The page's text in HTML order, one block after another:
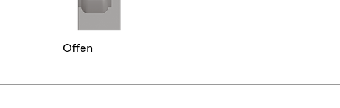
Offen